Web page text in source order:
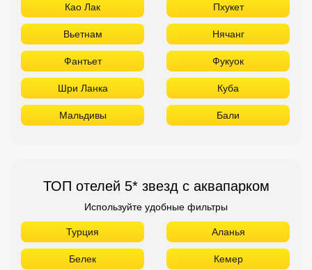
Као Лак Пхукет
Вьетнам Нячанг
Фантьет Фукуок
Шри Ланка Куба
Мальдивы Бали
ТОП отелей 5* звезд с аквапарком
Используйте удобные фильтры
Турция Аланья
Белек Кемер